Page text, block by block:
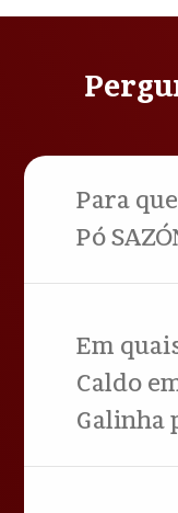
Para
Pó
Em
Caldo
Galinha